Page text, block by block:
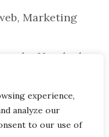
experience,
analyze our
to our use of
, Marketing
Honda de
de segunda